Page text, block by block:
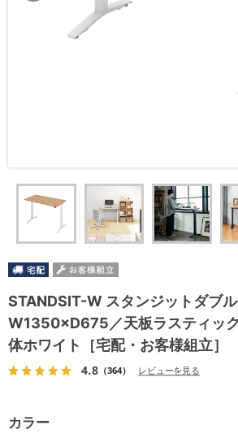
STANDSIT-W スタンジットダブ
W1350×D675／天板ラスティッ
体ホワイト［宅配・お客様組立］
4.8（364） レビューを見る
カラー